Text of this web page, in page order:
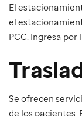
El
el
PCC. Ingresa
Se ofrecen
de los pacientes.